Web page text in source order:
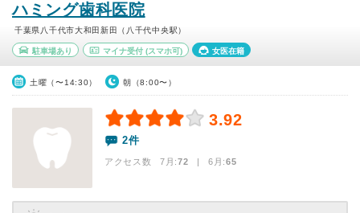
ハミング歯科医院
千葉県八千代市大和田新田（八千代中央駅）
駐車場あり マイナ受付(スマホ可) 女医在籍
土曜（〜14:30） 朝（8:00〜）
3.92
2件
アクセス数 7月:72 | 6月:65